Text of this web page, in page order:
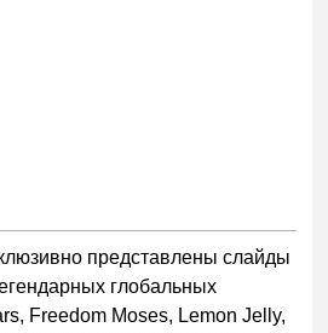
представлены слайды
глобальных
Freedom Moses, Lemon Jelly,